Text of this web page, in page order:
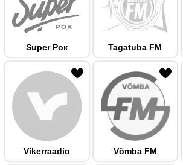
Super Рок Tagatuba FM
Vikerraadio Võmba FM